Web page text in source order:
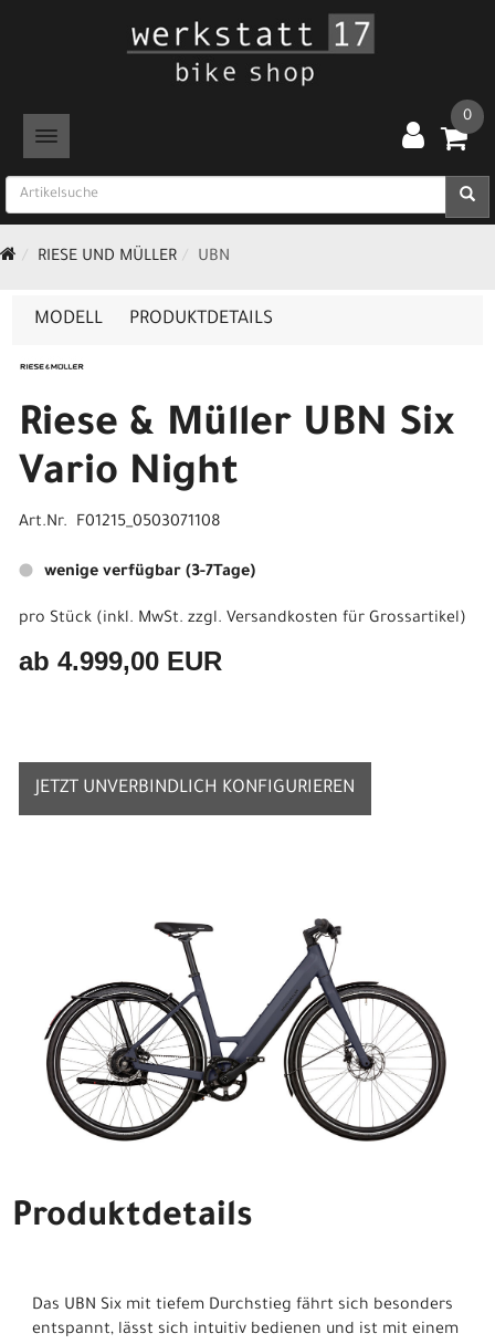
TOGGLE NAVIGATION
0
RIESE UND MÜLLER UBN
MODELL PRODUKTDETAILS
Riese & Müller UBN Six
Vario Night
Art.Nr. F01215_0503071108
wenige verfügbar (3-7Tage)
pro Stück (inkl. MwSt. zzgl. Versandkosten für Grossartikel)
ab 4.999,00 EUR
JETZT UNVERBINDLICH KONFIGURIEREN
Produktdetails
Das UBN Six mit tiefem Durchstieg fährt sich besonders
entspannt, lässt sich intuitiv bedienen und ist mit einem